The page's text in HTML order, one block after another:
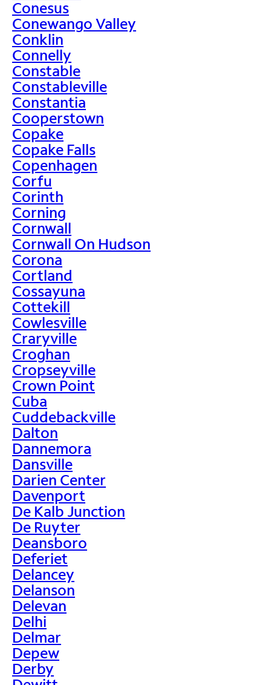
Conesus
Conewango Valley
Conklin
Connelly
Constable
Constableville
Constantia
Cooperstown
Copake
Copake Falls
Copenhagen
Corfu
Corinth
Corning
Cornwall
Cornwall On Hudson
Corona
Cortland
Cossayuna
Cottekill
Cowlesville
Craryville
Croghan
Cropseyville
Crown Point
Cuba
Cuddebackville
Dalton
Dannemora
Dansville
Darien Center
Davenport
De Kalb Junction
De Ruyter
Deansboro
Deferiet
Delancey
Delanson
Delevan
Delhi
Delmar
Depew
Derby